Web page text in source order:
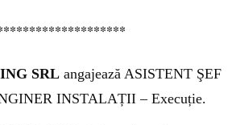
SRLangajează ASISTENT ŞEF
INSTALAȚII – Execuție.